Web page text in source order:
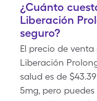
¿Cuánto
Liberación
seguro?
El precio de
Liberación
salud es de
5mg, pero